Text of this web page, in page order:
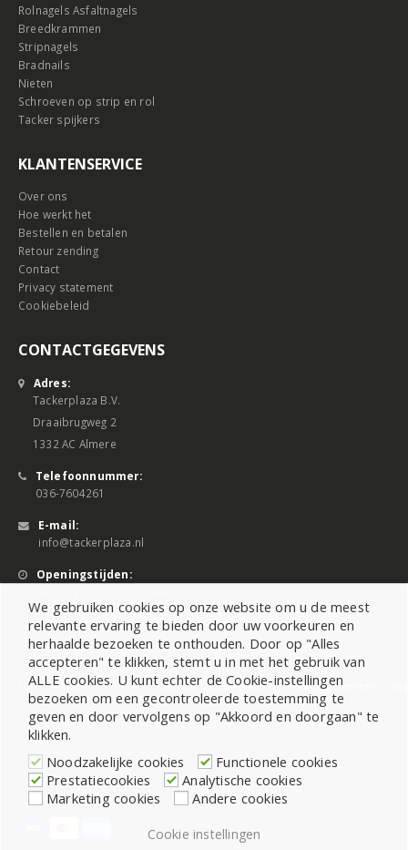
Rolnagels Asfaltnagels
Breedkrammen
Stripnagels
Bradnails
Nieten
Schroeven op strip en rol
Tacker spijkers
KLANTENSERVICE
Over ons
Hoe werkt het
Bestellen en betalen
Retour zending
Contact
Privacy statement
Cookiebeleid
CONTACTGEGEVENS
Adres:
Tackerplaza B.V.
Draaibrugweg 2
1332 AC Almere
Telefoonnummer:
036-7604261
E-mail:
info@tackerplaza.nl
Openingstijden:
©2026 All Rights Reserved |Sitemap|Cookiebeleid|Privacy Statement
We gebruiken cookies op onze website om u de meest
relevante ervaring te bieden door uw voorkeuren en
herhaalde bezoeken te onthouden. Door op "Alles
accepteren" te klikken, stemt u in met het gebruik van
ALLE cookies. U kunt echter de Cookie-instellingen
bezoeken om een gecontroleerde toestemming te
geven en door vervolgens op "Akkoord en doorgaan" te
klikken.
Noodzakelijke cookies
Functionele cookies
Prestatiecookies
Analytische cookies
Marketing cookies
Andere cookies
Cookie instellingen